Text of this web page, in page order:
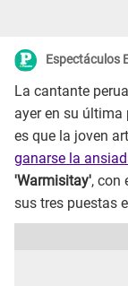
Espectáculos
La cantante
ayer en su última
es que la joven
ganarse la
'Warmisitay', con
sus tres puestas